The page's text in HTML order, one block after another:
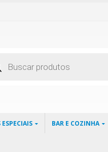
BAR E COZINHA